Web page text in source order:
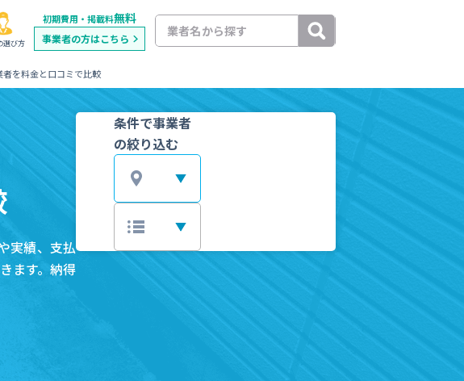
選び方
初期費用・掲載料無料
事業者の方はこちら
を料金と口コミで比較
実績、支払
ます。納得
条件で事業者
の絞り込む